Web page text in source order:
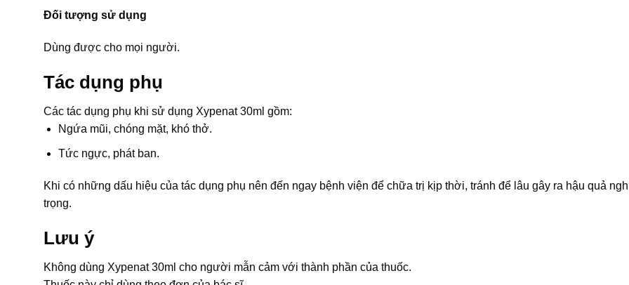
Đối tượng sử dụng
Dùng được cho mọi người.
Tác dụng phụ
Các tác dụng phụ khi sử dụng Xypenat 30ml gồm:
Ngứa mũi, chóng mặt, khó thở.
Tức ngực, phát ban.
Khi có những dấu hiệu của tác dụng phụ nên đến ngay bệnh viện để chữa trị kịp thời, tránh để lâu gây ra hậu quả
trọng.
Lưu ý
Không dùng Xypenat 30ml cho người mẫn cảm với thành phần của thuốc.